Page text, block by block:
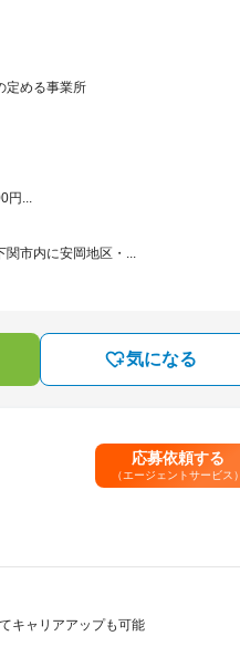
定める事業所
...
市内に安岡地区・...
気になる
応募依頼する
（エージェントサービス）
キャリアアップも可能